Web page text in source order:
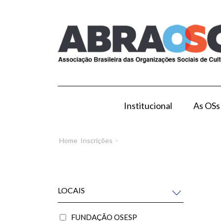
Institucional As OSs
Home Inscrições -
LOCAIS
FUNDAÇÃO OSESP